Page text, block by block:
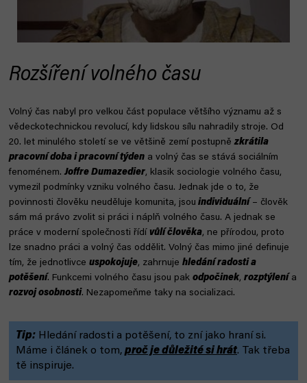
Rozšíření volného času
Volný čas nabyl pro velkou část populace většího významu až s
vědeckotechnickou revolucí, kdy lidskou sílu nahradily stroje. Od
20. let minulého století se ve většině zemí postupnězkrátila
pracovní doba i pracovní týden a volný čas se stává sociálním
fenoménem. Joffre Dumazedier, klasik sociologie volného času,
vymezil podmínky vzniku volného času. Jednak jde o to, že
povinnosti člověku neuděluje komunita, jsou individuální – člověk
sám má právo zvolit si práci i náplň volného času. A jednak se
práce v moderní společnosti řídí vůlí člověka, ne přírodou, proto
lze snadno práci a volný čas oddělit. Volný čas mimo jiné definuje
tím, že jednotlivce uspokojuje, zahrnuje hledání radosti a
potěšení. Funkcemi volného času jsou pak odpočinek, rozptýlení a
rozvoj osobnosti. Nezapomeňme taky na socializaci.
Tip: Hledání radosti a potěšení, to zní jako hraní si.
Máme i článek o tom, proč je důležité si hrát. Tak třeba
tě inspiruje.